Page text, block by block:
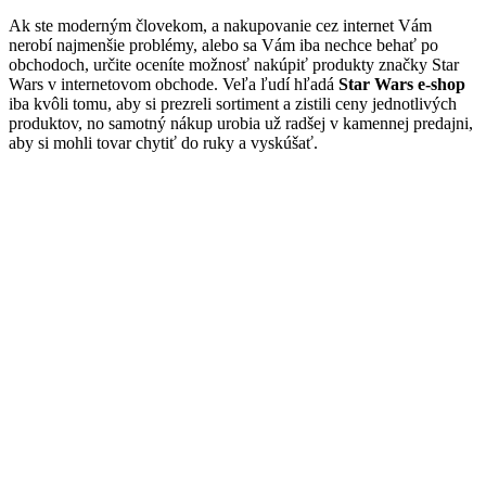
Ak ste moderným človekom, a nakupovanie cez internet Vám
nerobí najmenšie problémy, alebo sa Vám iba nechce behať po
obchodoch, určite oceníte možnosť nakúpiť produkty značky Star
Wars v internetovom obchode. Veľa ľudí hľadá Star Wars e-shop
iba kvôli tomu, aby si prezreli sortiment a zistili ceny jednotlivých
produktov, no samotný nákup urobia už radšej v kamennej predajni,
aby si mohli tovar chytiť do ruky a vyskúšať.